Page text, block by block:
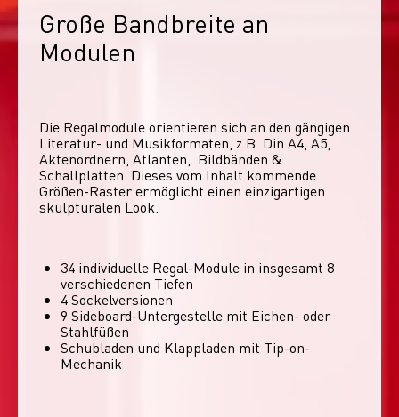
Große Bandbreite an
Modulen
Die Regalmodule orientieren sich an den gängigen
Literatur- und Musikformaten, z.B. Din A4, A5,
Aktenordnern, Atlanten,  Bildbänden &
Schallplatten. Dieses vom Inhalt kommende
Größen-Raster ermöglicht einen einzigartigen
skulpturalen Look.
34 individuelle Regal-Module​ in insgesamt 8
verschiedenen Tiefen
4 Sockelversionen​
9 Sideboard-Untergestelle mit Eichen- oder
Stahlfüßen
Schubladen und Klappladen mit Tip-on-
Mechanik